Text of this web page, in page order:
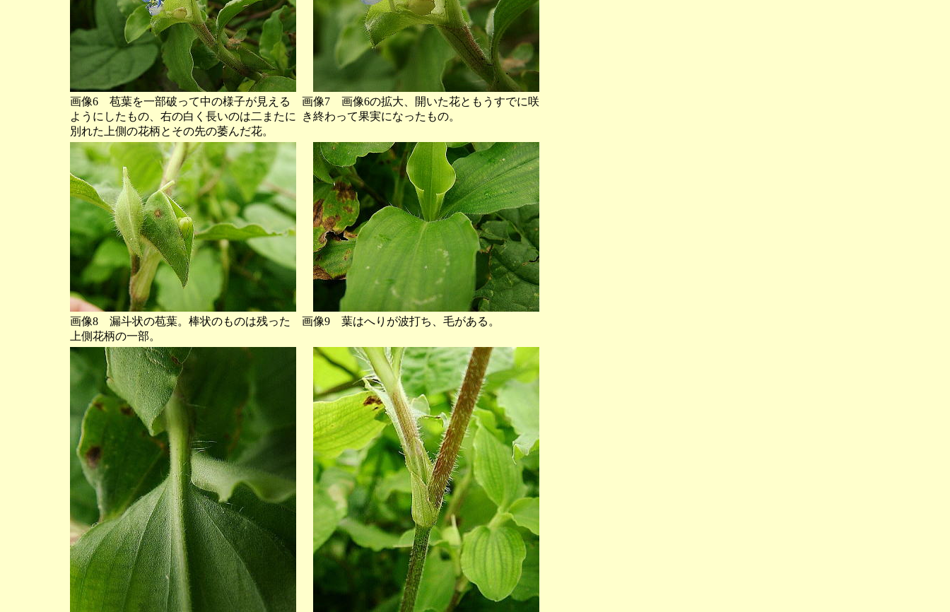
画像6 苞葉を一部破って中の様子が見える
ようにしたもの、右の白く長いのは二またに
別れた上側の花柄とその先の萎んだ花。
画像7 画像6の拡大、開いた花ともうすでに咲
き終わって果実になったもの。
画像8 漏斗状の苞葉。棒状のものは残った
上側花柄の一部。
画像9 葉はへりが波打ち、毛がある。